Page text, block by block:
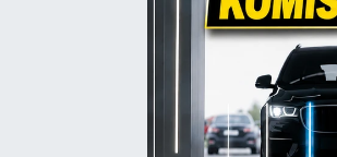
YEREL YÖNETİMLER